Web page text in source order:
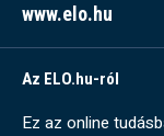
www.elo.hu
Az ELO.hu-ról
Ez az online